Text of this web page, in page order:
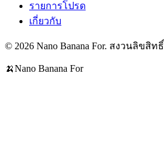
รายการโปรด
เกี่ยวกับ
© 2026 Nano Banana For. สงวนลิขสิทธิ์
🍌Nano Banana For